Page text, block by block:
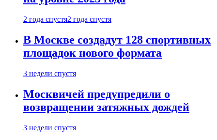
2 года спустя2 года спустя
В Москве создадут 128 спортивных
площадок нового формата
3 недели спустя
Москвичей предупредили о
возвращении затяжных дождей
3 недели спустя